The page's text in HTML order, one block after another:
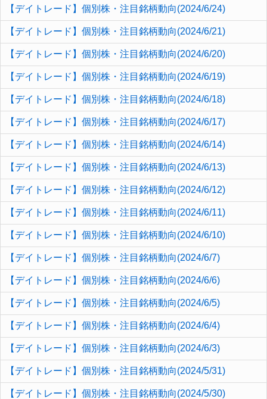
【デイトレード】個別株・注目銘柄動向(2024/6/24)
【デイトレード】個別株・注目銘柄動向(2024/6/21)
【デイトレード】個別株・注目銘柄動向(2024/6/20)
【デイトレード】個別株・注目銘柄動向(2024/6/19)
【デイトレード】個別株・注目銘柄動向(2024/6/18)
【デイトレード】個別株・注目銘柄動向(2024/6/17)
【デイトレード】個別株・注目銘柄動向(2024/6/14)
【デイトレード】個別株・注目銘柄動向(2024/6/13)
【デイトレード】個別株・注目銘柄動向(2024/6/12)
【デイトレード】個別株・注目銘柄動向(2024/6/11)
【デイトレード】個別株・注目銘柄動向(2024/6/10)
【デイトレード】個別株・注目銘柄動向(2024/6/7)
【デイトレード】個別株・注目銘柄動向(2024/6/6)
【デイトレード】個別株・注目銘柄動向(2024/6/5)
【デイトレード】個別株・注目銘柄動向(2024/6/4)
【デイトレード】個別株・注目銘柄動向(2024/6/3)
【デイトレード】個別株・注目銘柄動向(2024/5/31)
【デイトレード】個別株・注目銘柄動向(2024/5/30)